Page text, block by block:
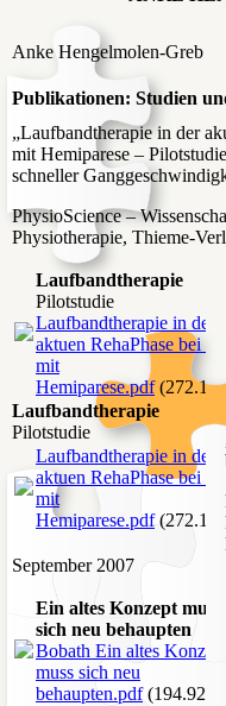
Anke Hengelmolen-Greb
Publikationen: Studien
„Laufbandtherapie in der
mit Hemiparese –
schneller
PhysioScience –
Physiotherapie, Thieme-
Laufbandtherapie
Pilotstudie
Laufbandtherapie in der
aktuen RehaPhase bei Pat
mit
Hemiparese.pdf
Laufbandtherapie
Pilotstudie
Laufbandtherapie in der
aktuen RehaPhase bei Pat
mit
Hemiparese.pdf
September 2007
Ein altes Konzept muss
sich neu behaupten
Bobath Ein altes Konzept
muss sich neu
behaupten.pdf